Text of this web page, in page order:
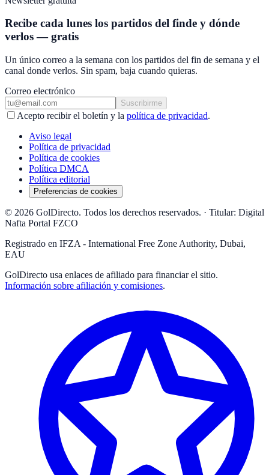
Recibe cada lunes los partidos del finde y dónde
verlos — gratis
Un único correo a la semana con los partidos del fin de semana y el
canal donde verlos. Sin spam, baja cuando quieras.
Correo electrónico
Suscribirme
Acepto recibir el boletín y la política de privacidad.
Aviso legal
Política de privacidad
Política de cookies
Política DMCA
Política editorial
Preferencias de cookies
© 2026 GolDirecto. Todos los derechos reservados. · Titular: Digital
Nafta Portal FZCO
Registrado en IFZA - International Free Zone Authority, Dubai,
EAU
GolDirecto usa enlaces de afiliado para financiar el sitio.
Información sobre afiliación y comisiones.